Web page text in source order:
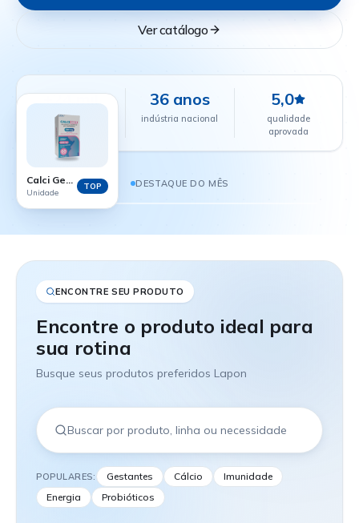
Ver catálogo
+24 mil
farmácias
parceiras
36 anos
indústria nacional
5,0
qualidade
aprovada
DESTAQUE DO MÊS
Calci Gest - 60 comprimidos
Unidade
TOP
ENCONTRE SEU PRODUTO
Encontre o produto ideal para
sua rotina
Busque seus produtos preferidos Lapon
POPULARES: Gestantes Cálcio
Imunidade
Energia
Probióticos